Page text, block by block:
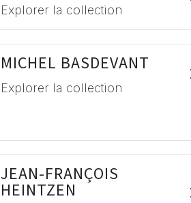
Explorer la collection
MICHEL BASDEVANT
Explorer la collection
JEAN-FRANÇOIS
HEINTZEN